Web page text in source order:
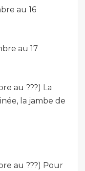
au 16
au 17
au ???) La
la jambe de
au ???) Pour